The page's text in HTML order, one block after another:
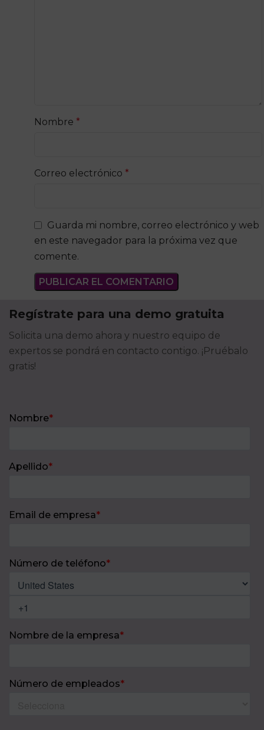
Nombre *
Correo electrónico *
Guarda mi nombre, correo electrónico y web
en este navegador para la próxima vez que
comente.
Regístrate para una demo gratuita
Solicita una demo ahora y nuestro equipo de
expertos se pondrá en contacto contigo. ¡Pruébalo
gratis!